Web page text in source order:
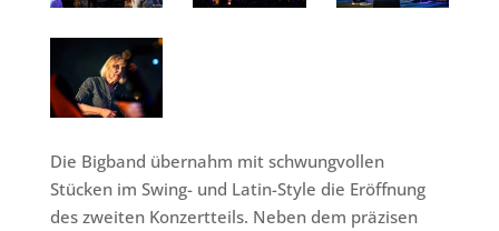
Die Bigband übernahm mit schwungvollen
Stücken im Swing- und Latin-Style die Eröffnung
des zweiten Konzertteils. Neben dem präzisen